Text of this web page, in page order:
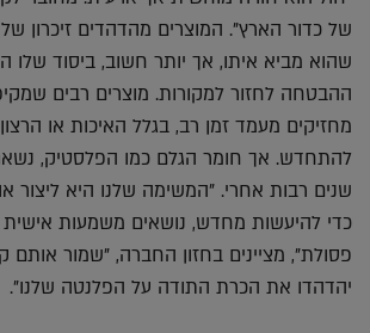
של כדור הארץ". המוצרים מהדהדים זיכרון
שהוא מביא איתו, אך יותר חשוב, ביסוד שלו
ההבטחה לחזור למקורות. מוצרים רבים
מחזיקים מעמד זמן רב, בגלל האיכות או
להתחדש. אך חומר הגלם כמו הפלסטיק,
שנים רבות אחרי. "המשימה שלנו היא ליצור
כדי להיעשות מחדש, נושאים משמעות אישית
פסולת", מציינים בחזון החברה, "שמור אותם
יהדהדו את הכרת התודה על הפלנטה שלנו".